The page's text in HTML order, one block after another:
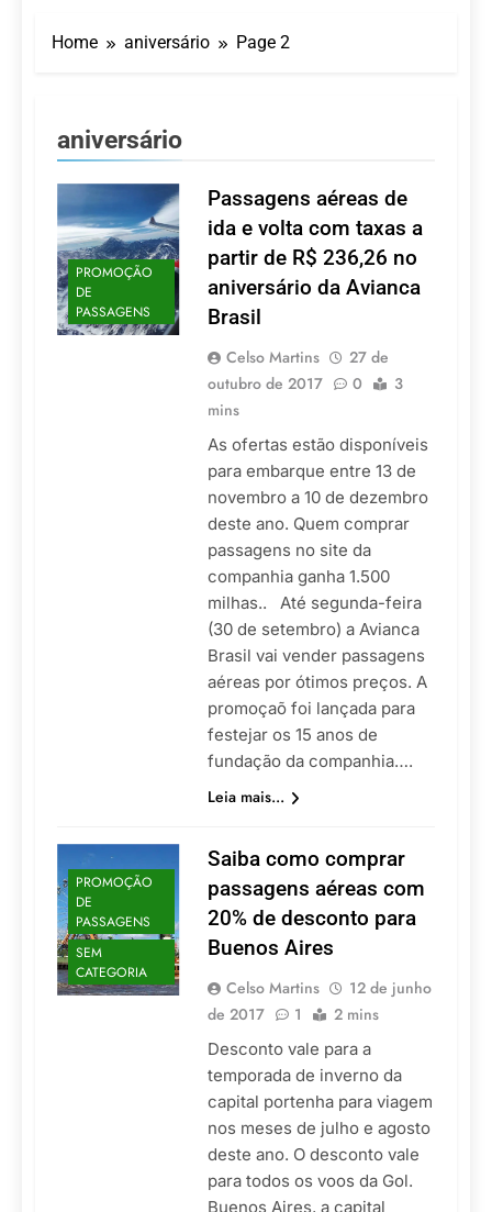
nos aeroportos da
7 De Agosto De 2026
Balanger assume
comando do Wyndham
São Paulo Ibirapuera
5 De Agosto De 2026
LATAM anuncia 42
rotas na primeira fase
de operação do
Embraer 195-E2
5 De Agosto De 2026
Azul retoma voos
diretos entre Porto
em dezembro
Home aniversário Page 2
aniversário
PROMOÇÃO
DE
PASSAGENS
Passagens aéreas de
ida e volta com taxas a
partir de R$ 236,26 no
aniversário da Avianca
Brasil
Celso Martins
27 de
outubro de 2017
0
3
mins
As ofertas estão disponíveis
para embarque entre 13 de
novembro a 10 de dezembro
deste ano. Quem comprar
passagens no site da
companhia ganha 1.500
milhas.. Até segunda-feira
(30 de setembro) a Avianca
Brasil vai vender passagens
aéreas por ótimos preços. A
promoçaõ foi lançada para
festejar os 15 anos de
fundação da companhia….
Leia mais...
PROMOÇÃO
DE
PASSAGENS
SEM
CATEGORIA
Saiba como comprar
passagens aéreas com
20% de desconto para
Buenos Aires
Celso Martins
12 de junho
de 2017
1 2 mins
Desconto vale para a
temporada de inverno da
capital portenha para viagem
nos meses de julho e agosto
deste ano. O desconto vale
para todos os voos da Gol.
Buenos Aires, a capital